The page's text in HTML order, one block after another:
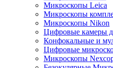
Микроскопы Leica
Микроскопы
Микроскопы Nikon
Цифровые камеры
Конфокальные и
Цифровые
Микроскопы